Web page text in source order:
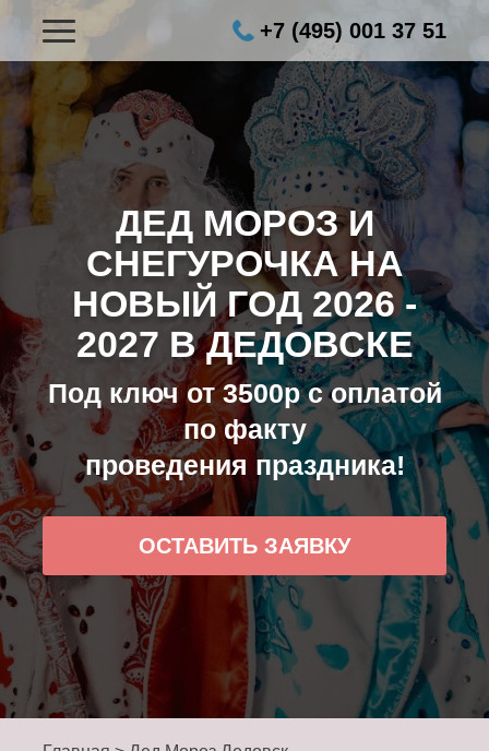
+7 (495) 001 37 51
ДЕД МОРОЗ И
СНЕГУРОЧКА НА
НОВЫЙ ГОД 2026 -
2027 В ДЕДОВСКЕ
Под ключ от 3500р с оплатой
по факту
проведения праздника!
ОСТАВИТЬ ЗАЯВКУ